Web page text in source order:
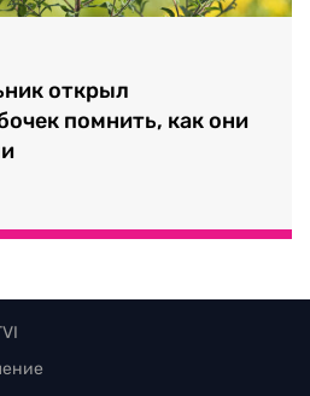
открыл
помнить, как они